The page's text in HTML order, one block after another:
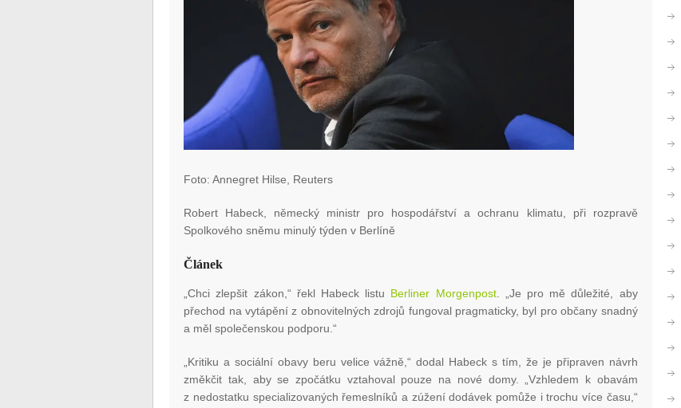
Foto: Annegret Hilse, Reuters
Robert Habeck, německý ministr pro hospodářství a ochranu klimatu, při rozpravě
Spolkového sněmu minulý týden v Berlíně
Článek
„Chci zlepšit zákon,“ řekl Habeck listu Berliner Morgenpost. „Je pro mě důležité, aby
přechod na vytápění z obnovitelných zdrojů fungoval pragmaticky, byl pro občany snadný
a měl společenskou podporu.“
„Kritiku a sociální obavy beru velice vážně,“ dodal Habeck s tím, že je připraven návrh
změkčit tak, aby se zpočátku vztahoval pouze na nové domy. „Vzhledem k obavám
z nedostatku specializovaných řemeslníků a zúžení dodávek pomůže i trochu více času,“